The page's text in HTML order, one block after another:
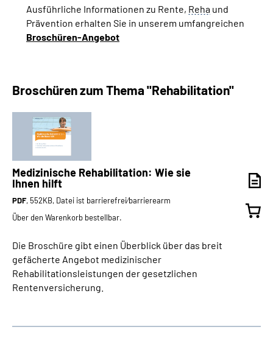
Ausführliche Informationen zu Rente, Reha und
Prävention erhalten Sie in unserem umfangreichen
Broschüren-Angebot
Broschüren zum Thema "Rehabilitation"
Medizinische Rehabilitation: Wie sie
Ihnen hilft
PDF, 552KB, Datei ist barrierefrei⁄barrierearm
Über den Warenkorb bestellbar.
Die Broschüre gibt einen Überblick über das breit
gefächerte Angebot medizinischer
Rehabilitationsleistungen der gesetzlichen
Rentenversicherung.